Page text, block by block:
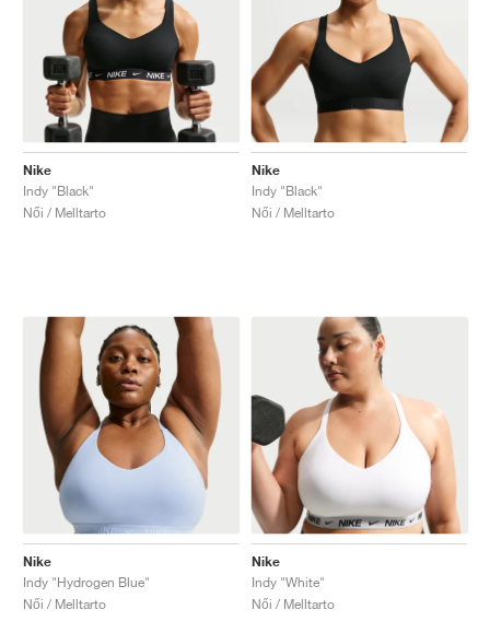
Nike
Indy "Black"
Női / Melltarto
Nike
Indy "Black"
Női / Melltarto
Nike
Indy "Hydrogen Blue"
Női / Melltarto
Nike
Indy "White"
Női / Melltarto